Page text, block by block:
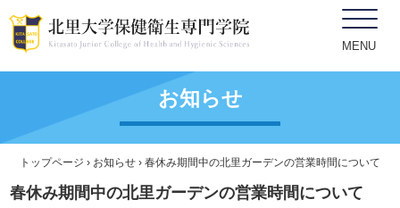
MENU
お知らせ
トップページ › お知らせ › 春休み期間中の北里ガーデンの営業時間について
春休み期間中の北里ガーデンの営業時間について